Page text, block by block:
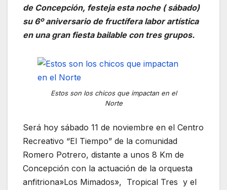
de Concepción, festeja esta noche ( sábado)
su 6º aniversario de fructífera labor artística
en una gran fiesta bailable con tres grupos.
Estos son los chicos que impactan en el
Norte
Será hoy sábado 11 de noviembre en el Centro
Recreativo “El Tiempo” de la comunidad
Romero Potrero, distante a unos 8 Km de
Concepción con la actuación de la orquesta
anfitriona»Los Mimados», Tropical Tres y el